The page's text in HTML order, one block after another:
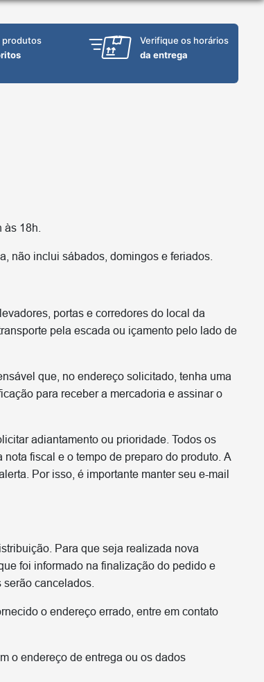
produtos
Verifique os horários
da entrega
18h.
não inclui sábados, domingos e feriados.
portas e corredores do local da
pela escada ou içamento pelo lado de
que, no endereço solicitado, tenha uma
para receber a mercadoria e assinar o
adiantamento ou prioridade. Todos os
fiscal e o tempo de preparo do produto. A
Por isso, é importante manter seu e-mail
Para que seja realizada nova
foi informado na finalização do pedido e
cancelados.
o endereço errado, entre em contato
o endereço de entrega ou os dados